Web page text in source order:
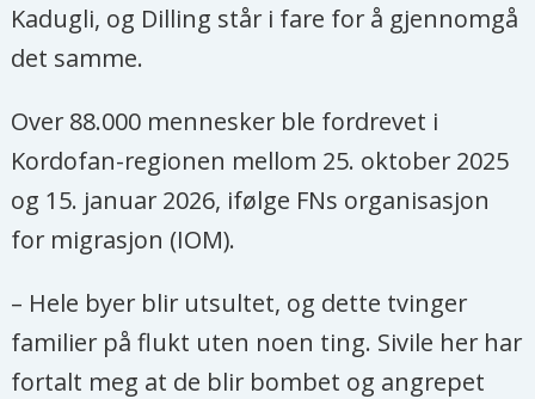
Kadugli, og Dilling står i fare for å gjennomgå
det samme.
Over 88.000 mennesker ble fordrevet i
Kordofan-regionen mellom 25. oktober 2025
og 15. januar 2026, ifølge FNs organisasjon
for migrasjon (IOM).
– Hele byer blir utsultet, og dette tvinger
familier på flukt uten noen ting. Sivile her har
fortalt meg at de blir bombet og angrepet